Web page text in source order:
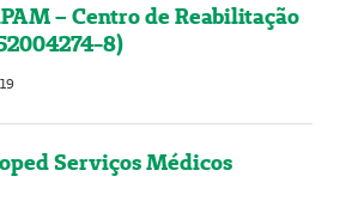
– Centro de Reabilitação
8)
Serviços Médicos